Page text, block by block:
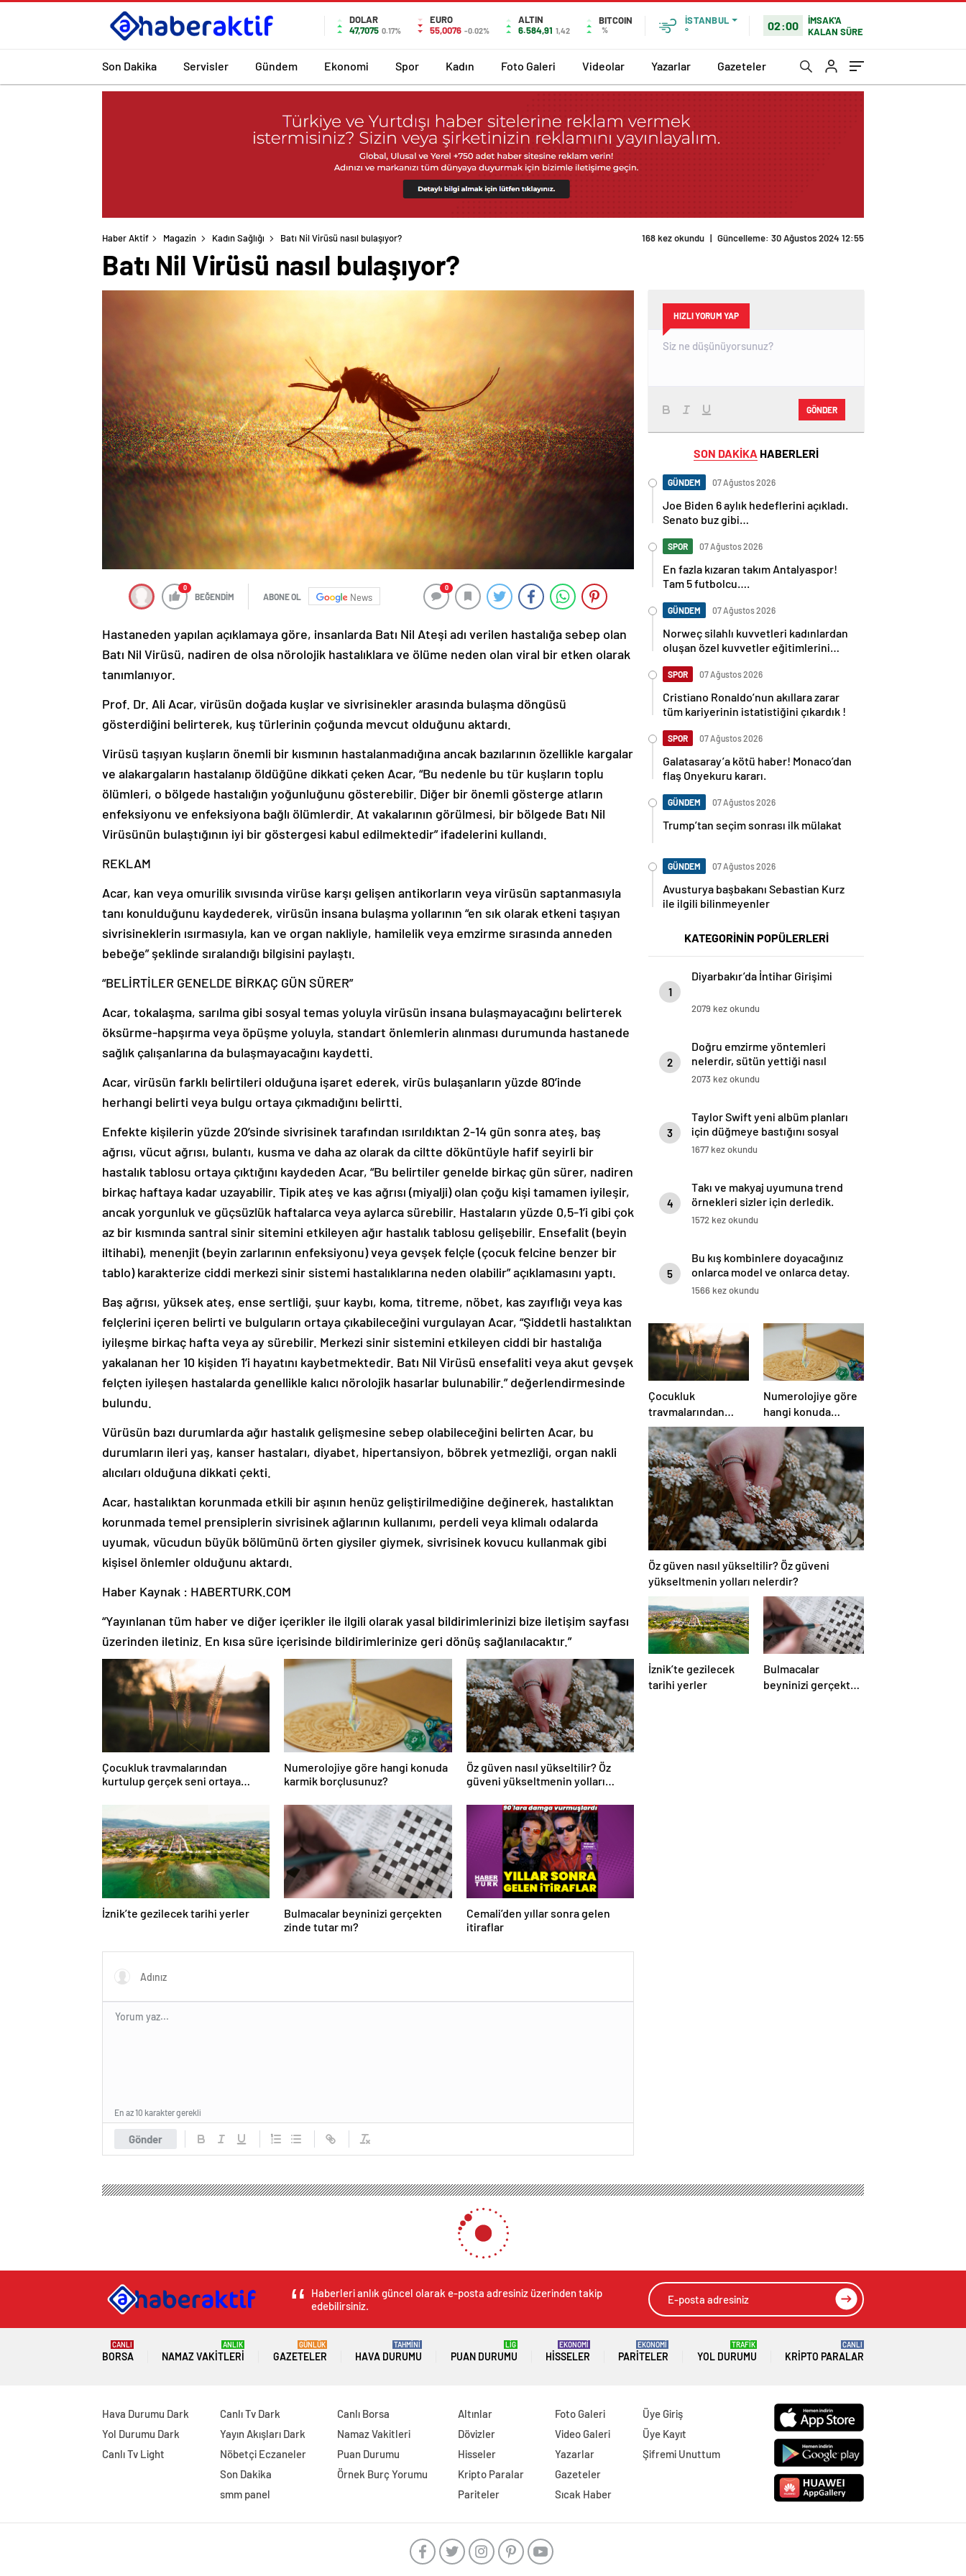
DOLAR
47,7075 0.17%
EURO
55,0076 -0.02%
ALTIN
6.584,91 1,42
BITCOIN
%
İSTANBUL
°
02:00
İMSAK'A
KALAN SÜRE
Son Dakika Servisler Gündem Ekonomi Spor Kadın Foto Galeri Videolar Yazarlar Gazeteler
Haber Aktif Magazin Kadın Sağlığı Batı Nil Virüsü nasıl bulaşıyor? 168 kez okundu | Güncelleme: 30 Ağustos 2024 12:55
Batı Nil Virüsü nasıl bulaşıyor?
0
BEĞENDİM ABONE OL News
0
Hastaneden yapılan açıklamaya göre, insanlarda Batı Nil Ateşi adı verilen hastalığa sebep olan
Batı Nil Virüsü, nadiren de olsa nörolojik hastalıklara ve ölüme neden olan viral bir etken olarak
tanımlanıyor.
Prof. Dr. Ali Acar, virüsün doğada kuşlar ve sivrisinekler arasında bulaşma döngüsü
gösterdiğini belirterek, kuş türlerinin çoğunda mevcut olduğunu aktardı.
Virüsü taşıyan kuşların önemli bir kısmının hastalanmadığına ancak bazılarının özellikle kargalar
ve alakargaların hastalanıp öldüğüne dikkati çeken Acar, “Bu nedenle bu tür kuşların toplu
ölümleri, o bölgede hastalığın yoğunluğunu gösterebilir. Diğer bir önemli gösterge atların
enfeksiyonu ve enfeksiyona bağlı ölümlerdir. At vakalarının görülmesi, bir bölgede Batı Nil
Virüsünün bulaştığının iyi bir göstergesi kabul edilmektedir” ifadelerini kullandı.
REKLAM
Acar, kan veya omurilik sıvısında virüse karşı gelişen antikorların veya virüsün saptanmasıyla
tanı konulduğunu kaydederek, virüsün insana bulaşma yollarının “en sık olarak etkeni taşıyan
sivrisineklerin ısırmasıyla, kan ve organ nakliyle, hamilelik veya emzirme sırasında anneden
bebeğe” şeklinde sıralandığı bilgisini paylaştı.
“BELİRTİLER GENELDE BİRKAÇ GÜN SÜRER”
Acar, tokalaşma, sarılma gibi sosyal temas yoluyla virüsün insana bulaşmayacağını belirterek
öksürme-hapşırma veya öpüşme yoluyla, standart önlemlerin alınması durumunda hastanede
sağlık çalışanlarına da bulaşmayacağını kaydetti.
Acar, virüsün farklı belirtileri olduğuna işaret ederek, virüs bulaşanların yüzde 80’inde
herhangi belirti veya bulgu ortaya çıkmadığını belirtti.
Enfekte kişilerin yüzde 20’sinde sivrisinek tarafından ısırıldıktan 2-14 gün sonra ateş, baş
ağrısı, vücut ağrısı, bulantı, kusma ve daha az olarak da ciltte döküntüyle hafif seyirli bir
hastalık tablosu ortaya çıktığını kaydeden Acar, “Bu belirtiler genelde birkaç gün sürer, nadiren
birkaç haftaya kadar uzayabilir. Tipik ateş ve kas ağrısı (miyalji) olan çoğu kişi tamamen iyileşir,
ancak yorgunluk ve güçsüzlük haftalarca veya aylarca sürebilir. Hastaların yüzde 0,5-1’i gibi çok
az bir kısmında santral sinir sitemini etkileyen ağır hastalık tablosu gelişebilir. Ensefalit (beyin
iltihabi), menenjit (beyin zarlarının enfeksiyonu) veya gevşek felçle (çocuk felcine benzer bir
tablo) karakterize ciddi merkezi sinir sistemi hastalıklarına neden olabilir” açıklamasını yaptı.
Baş ağrısı, yüksek ateş, ense sertliği, şuur kaybı, koma, titreme, nöbet, kas zayıflığı veya kas
felçlerini içeren belirti ve bulguların ortaya çıkabileceğini vurgulayan Acar, “Şiddetli hastalıktan
iyileşme birkaç hafta veya ay sürebilir. Merkezi sinir sistemini etkileyen ciddi bir hastalığa
yakalanan her 10 kişiden 1’i hayatını kaybetmektedir. Batı Nil Virüsü ensefaliti veya akut gevşek
felçten iyileşen hastalarda genellikle kalıcı nörolojik hasarlar bulunabilir.” değerlendirmesinde
bulundu.
Vürüsün bazı durumlarda ağır hastalık gelişmesine sebep olabileceğini belirten Acar, bu
durumların ileri yaş, kanser hastaları, diyabet, hipertansiyon, böbrek yetmezliği, organ nakli
alıcıları olduğuna dikkati çekti.
Acar, hastalıktan korunmada etkili bir aşının henüz geliştirilmediğine değinerek, hastalıktan
korunmada temel prensiplerin sivrisinek ağlarının kullanımı, perdeli veya klimalı odalarda
uyumak, vücudun büyük bölümünü örten giysiler giymek, sivrisinek kovucu kullanmak gibi
kişisel önlemler olduğunu aktardı.
Haber Kaynak : HABERTURK.COM
“Yayınlanan tüm haber ve diğer içerikler ile ilgili olarak yasal bildirimlerinizi bize iletişim sayfası
üzerinden iletiniz. En kısa süre içerisinde bildirimlerinize geri dönüş sağlanılacaktır.”
Çocukluk travmalarından
kurtulup gerçek seni ortaya
Numerolojiye göre hangi konuda
karmik borçlusunuz?
Öz güven nasıl yükseltilir? Öz
güveni yükseltmenin yolları
İznik’te gezilecek tarihi yerler
Bulmacalar beyninizi gerçekten
zinde tutar mı?
Cemali’den yıllar sonra gelen
itiraflar
Gönder
En az 10 karakter gerekli
HIZLI YORUM YAP
GÖNDER
SON DAKİKA HABERLERİ
GÜNDEM 07 Ağustos 2026
Joe Biden 6 aylık hedeflerini açıkladı.
Senato buz gibi…
SPOR 07 Ağustos 2026
En fazla kızaran takım Antalyaspor!
Tam 5 futbolcu….
GÜNDEM 07 Ağustos 2026
Norweç silahlı kuvvetleri kadınlardan
oluşan özel kuvvetler eğitimlerini
SPOR 07 Ağustos 2026
Cristiano Ronaldo’nun akıllara zarar
tüm kariyerinin istatistiğini çıkardık !
SPOR 07 Ağustos 2026
Galatasaray’a kötü haber! Monaco’dan
flaş Onyekuru kararı.
GÜNDEM 07 Ağustos 2026
Trump’tan seçim sonrası ilk mülakat
GÜNDEM 07 Ağustos 2026
Avusturya başbakanı Sebastian Kurz
ile ilgili bilinmeyenler
KATEGORİNİN POPÜLERLERİ
1
Diyarbakır’da İntihar Girişimi
2079 kez okundu
2
Doğru emzirme yöntemleri
nelerdir, sütün yettiği nasıl
anlaşılır?
2073 kez okundu
3
Taylor Swift yeni albüm planları
için düğmeye bastığını sosyal
medyadan duyurdu!
1677 kez okundu
4
Takı ve makyaj uyumuna trend
örnekleri sizler için derledik.
1572 kez okundu
5
Bu kış kombinlere doyacağınız
onlarca model ve onlarca detay.
1566 kez okundu
Çocukluk
travmalarından
kurtulup gerçek
seni ortaya çıkar!
Numerolojiye göre
hangi konuda
karmik
borçlusunuz?
Öz güven nasıl yükseltilir? Öz güveni
yükseltmenin yolları nelerdir?
İznik’te gezilecek
tarihi yerler
Bulmacalar
beyninizi gerçekten
Haberleri anlık güncel olarak e-posta adresiniz üzerinden takip
edebilirsiniz.
BORSA
CANLI
NAMAZ VAKITLERI
ANLIK
GAZETELER
GÜNLÜK
HAVA DURUMU
TAHMİNİ
PUAN DURUMU
LİG
HISSELER
EKONOMİ
PARITELER
EKONOMİ
YOL DURUMU
TRAFİK
KRIPTO PARALAR
CANLI
Hava Durumu Dark
Yol Durumu Dark
Canlı Tv Light
Canlı Tv Dark
Yayın Akışları Dark
Nöbetçi Eczaneler
Son Dakika
smm panel
Canlı Borsa
Namaz Vakitleri
Puan Durumu
Örnek Burç Yorumu
Altınlar
Dövizler
Hisseler
Kripto Paralar
Pariteler
Foto Galeri
Video Galeri
Yazarlar
Gazeteler
Sıcak Haber
Üye Giriş
Üye Kayıt
Şifremi Unuttum